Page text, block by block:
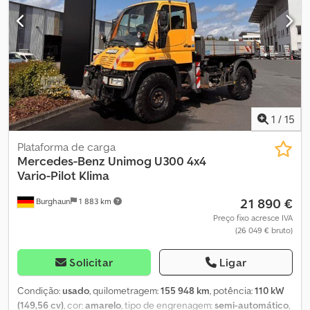
Equipamento adicional via tomada de força com bobina de
mangueira Ecodora • Suspensão independente das rodas (molas
helicoidais) • Farol de trabalho • Tanque de plástico de 1.600 l
Detalhes do veículo: • Caixa de velocidades Telligent • Cabina de
condutor para serviço urbano • Giroflex • Cruise control • Travões
de disco • Ligação de óleo para equipamentos dianteiros e
traseiros • ABS • Bloqueio do diferencial • Gancho de reboque •
Espelhos elétricos e aquecidos Todas as informações sem
garantia / Sujeito a venda prévia.
1 / 15
Burghaun 1 883 km
Plataforma de carga
Mercedes-Benz Unimog U300 4x4
Vario-Pilot Klima
21 890 €
Preço fixo acresce IVA
(26 049 € bruto)
Solicitar Ligar
Condição:usado, quilometragem:155 948 km, potência:110 kW
(149,56 cv), cor:amarelo, tipo de engrenagem:semi-automático,